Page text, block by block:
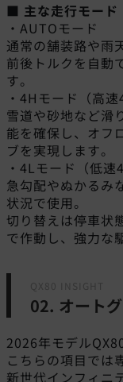
■ 主な走行モード
・AUTOモード
通常の舗装路や雨
前後トルクを自動
す。
・4Hモード（高速
雪道や砂地など滑
能を確保し、オフ
ブを実現します。
・4Lモード（低速
急勾配やぬかるみ
状況で使用。
切り替えは停車状
で作動し、強力な
QX80 INSIGHT
02. オート
2026年モデル
こちらの項目では
新世代インフィニ